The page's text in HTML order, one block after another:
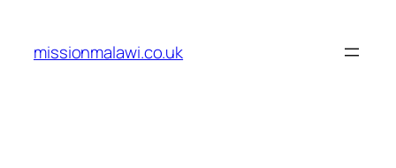
content
missionmalawi.co.uk